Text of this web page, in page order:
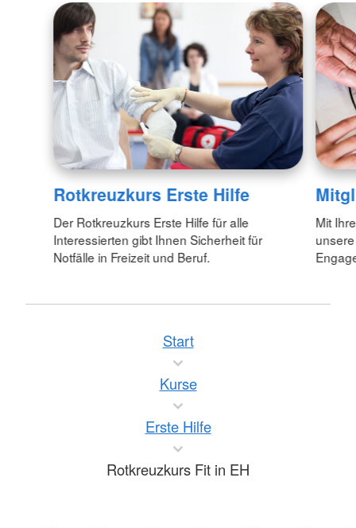
Rotkreuzkurs Erste Hilfe
Der Rotkreuzkurs Erste Hilfe für alle
Interessierten gibt Ihnen Sicherheit für
Notfälle in Freizeit und Beruf.
Mit
Start
Kurse
Erste Hilfe
Rotkreuzkurs Fit in EH